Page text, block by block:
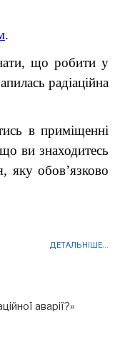
.
що робити у
радіаційна
в приміщенні
ви знаходитесь
яку обов’язково
ДЕТАЛЬНІШЕ...
аварії?»